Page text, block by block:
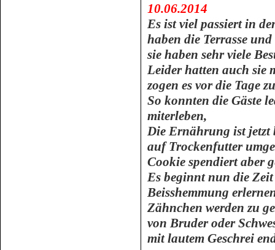
10.06.2014
Es ist viel passiert in
haben die Terrasse
sie haben sehr viele
Leider hatten auch sie
zogen es vor die Tage
So konnten die Gäste
miterleben,
Die Ernährung ist
auf Trockenfutter
Cookie spendiert aber
Es beginnt nun die
Beisshemmung
Zähnchen werden zu
von Bruder oder
mit lautem Geschrei